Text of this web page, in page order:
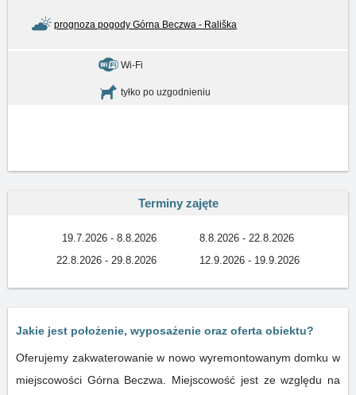
prognoza pogody Górna Beczwa - Rališka
Wi-Fi
tyłko po uzgodnieniu
Terminy zajęte
19.7.2026 - 8.8.2026
8.8.2026 - 22.8.2026
22.8.2026 - 29.8.2026
12.9.2026 - 19.9.2026
Jakie jest położenie, wyposażenie oraz oferta obiektu?
Oferujemy zakwaterowanie w nowo wyremontowanym domku w
miejscowości Górna Beczwa. Miejscowość jest ze względu na